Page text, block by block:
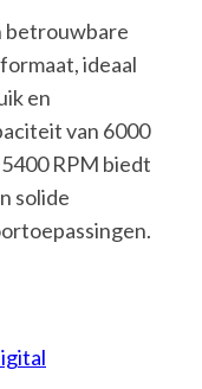
betrouwbare
ideaal
en
van 6000
RPM biedt
solide